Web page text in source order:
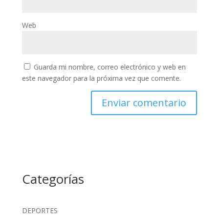
Web
Guarda mi nombre, correo electrónico y web en
este navegador para la próxima vez que comente.
Categorías
DEPORTES